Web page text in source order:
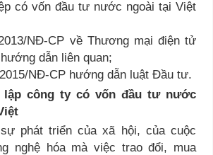
có vốn đầu tư nước ngoài tại Việt
NĐ-CP về Thương mại điện tử
dẫn liên quan;
NĐ-CP hướng dẫn luật Đầu tư.
lập công ty có vốn đầu tư nước
phát triển của xã hội, của cuộc
nghệ hóa mà việc trao đổi, mua